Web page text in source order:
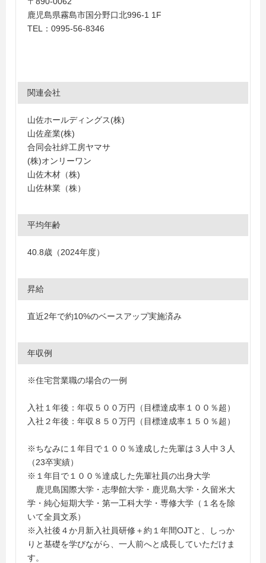
鹿児島県霧島市国分野口北996-1 1F
TEL：0995-56-8346
関連会社
山佐ホールディングス(株)
山佐産業(株)
合同会社絆工房ヤマサ
(株)オンリーワン
山佐木材（株)
山佐林業（株）
平均年齢
40.8歳（2024年度）
昇給
直近2年で約10%のベースアップ実施済み
年収例
※住宅営業職の場合の一例
入社１年後：年収５００万円（目標達成率１００％超）
入社２年後：年収８５０万円（目標達成率１５０％超）
※ちなみに１年目で１００％達成した先輩は３人中３人
（23卒実績）
※１年目で１００％達成した先輩社員の出身大学
鹿児島国際大学・志學館大学・鹿児島大学・久留米大
学・純心短期大学・第一工科大学・専修大学（１名を除
いて全員文系）
※入社後４か月新入社員研修＋約１年間OJTと、しっか
りと基礎を学びながら、一人前へと成長していただけま
す。